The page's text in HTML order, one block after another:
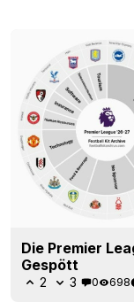
Die Premier
Gespött
2 3 0 698